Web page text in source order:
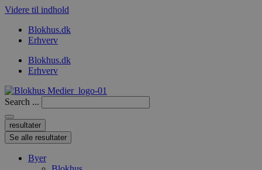
Videre til indhold
Blokhus.dk
Erhverv
Blokhus.dk
Erhverv
Search ...
resultater
Se alle resultater
Byer